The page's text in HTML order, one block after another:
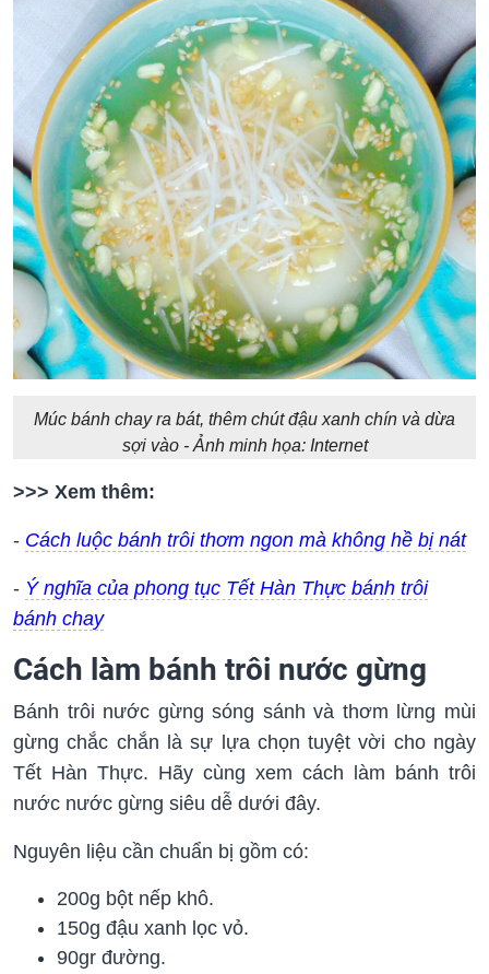
Múc bánh chay ra bát, thêm chút đậu xanh chín và dừa
sợi vào - Ảnh minh họa: Internet
>>> Xem thêm:
- Cách luộc bánh trôi thơm ngon mà không hề bị nát
- Ý nghĩa của phong tục Tết Hàn Thực bánh trôi
bánh chay
Cách làm bánh trôi nước gừng
Bánh trôi nước gừng sóng sánh và thơm lừng mùi
gừng chắc chắn là sự lựa chọn tuyệt vời cho ngày
Tết Hàn Thực. Hãy cùng xem cách làm bánh trôi
nước nước gừng siêu dễ dưới đây.
Nguyên liệu cần chuẩn bị gồm có:
200g bột nếp khô.
150g đậu xanh lọc vỏ.
90gr đường.